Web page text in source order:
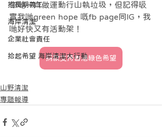
招長期義工
海岸清潔
企業社會責任
拾起希望 海岸清潔大行動
你哋一齊做運動行山執垃圾，但記得昅
實我哋green hope 嘅fb page同IG，我
哋好快又有活動架！
捐款支持香港綠色希望
山野清潔
專題報導